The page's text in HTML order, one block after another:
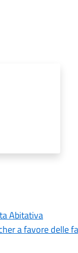
Abitativa
a favore delle